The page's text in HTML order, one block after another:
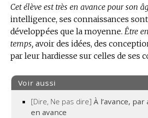
Cet élève est très en avance pour son
intelligence, ses connaissances
développées que la moyenne. Être
temps, avoir des idées, des
par leur hardiesse sur celles de ses
Voir aussi
[Dire, Ne pas dire]À l’avance, par
en avance